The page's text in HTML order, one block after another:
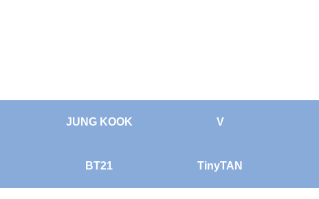
JUNG KOOK V
BT21 TinyTAN